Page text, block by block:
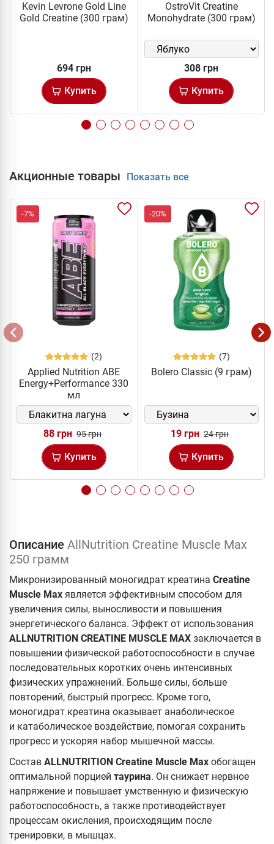
Kevin Levrone Gold Line
Gold Creatine (300 грам)
694 грн
Купить
OstroVit Creatine
Monohydrate (300 грам)
308 грн
Купить
Акционные товары Показать все
-7%
(2)
Applied Nutrition ABE
Energy+Performance 330
мл
88 грн 95 грн
Купить
-20%
(7)
Bolero Classic (9 грам)
19 грн 24 грн
Купить
Описание AllNutrition Creatine Muscle Max
250 грамм
Микронизированный моногидрат креатина Creatine
Muscle Max является эффективным способом для
увеличения силы, выносливости и повышения
энергетического баланса. Эффект от использования
ALLNUTRITION CREATINE MUSCLE MAX заключается в
повышении физической работоспособности в случае
последовательных коротких очень интенсивных
физических упражнений. Больше силы, больше
повторений, быстрый прогресс. Кроме того,
моногидрат креатина оказывает анаболическое
и катаболическое воздействие, помогая сохранить
прогресс и ускоряя набор мышечной массы.
Состав ALLNUTRITION Creatine Muscle Max обогащен
оптимальной порцией таурина. Он снижает нервное
напряжение и повышает умственную и физическую
работоспособность, а также противодействует
процессам окисления, происходящим после
тренировки, в мышцах.